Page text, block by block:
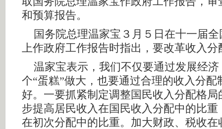
和预算报告。
国务院总理温家宝３月５日在十一届全
上作政府工作报告时指出，要改革收入分
温家宝表示，我们不仅要通过发展经济
个“蛋糕”做大，也要通过合理的收入分配
好。一要抓紧制定调整国民收入分配格局
步提高居民收入在国民收入分配中的比重
在初次分配中的比重。加大财政、税收在